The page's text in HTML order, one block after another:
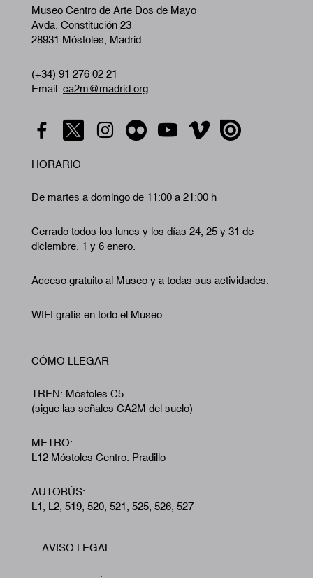
Museo Centro de Arte Dos de Mayo
Avda. Constitución 23
28931 Móstoles, Madrid
(+34) 91 276 02 21
Email: ca2m@madrid.org
HORARIO
De martes a domingo de 11:00 a 21:00 h
Cerrado todos los lunes y los días 24, 25 y 31 de
diciembre, 1 y 6 enero.
Acceso gratuito al Museo y a todas sus actividades.
WIFI gratis en todo el Museo.
CÓMO LLEGAR
TREN: Móstoles C5
(sigue las señales CA2M del suelo)
METRO:
L12 Móstoles Centro. Pradillo
AUTOBÚS:
L1, L2, 519, 520, 521, 525, 526, 527
Footer
AVISO LEGAL